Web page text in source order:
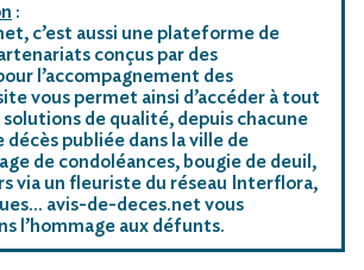
:
c’est aussi une plateforme de
conçus par des
l’accompagnement des
vous permet ainsi d’accéder à tout
de qualité, depuis chacune
décès publiée dans la ville de
de condoléances, bougie de deuil,
via un fleuriste du réseau Interflora,
avis-de-deces.net vous
l’hommage aux défunts.